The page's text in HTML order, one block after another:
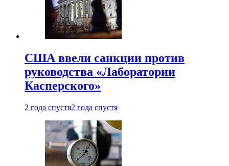
США ввели санкции против
руководства «Лаборатории
Касперского»
2 года спустя2 года спустя